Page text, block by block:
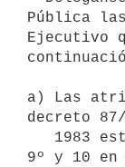
Pública
Ejecutivo
a) Las
decreto
9º y 10